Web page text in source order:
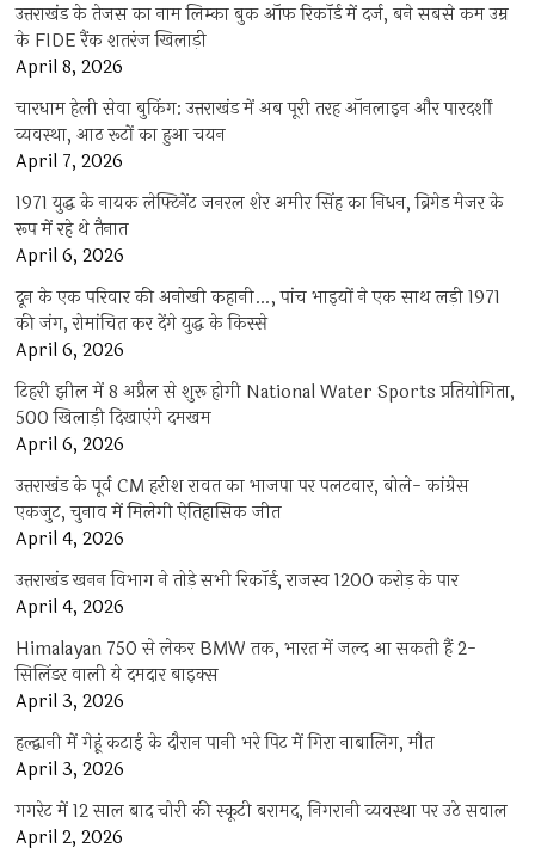
उत्तराखंड के तेजस का नाम लिम्का बुक ऑफ रिकॉर्ड में दर्ज, बने सबसे कम उम्र
के FIDE रैंक शतरंज खिलाड़ी
April 8, 2026
चारधाम हेली सेवा बुकिंग: उत्तराखंड में अब पूरी तरह ऑनलाइन और पारदर्शी
व्यवस्था, आठ रूटों का हुआ चयन
April 7, 2026
1971 युद्ध के नायक लेफ्टिनेंट जनरल शेर अमीर सिंह का निधन, ब्रिगेड मेजर के
रूप में रहे थे तैनात
April 6, 2026
दून के एक परिवार की अनोखी कहानी…, पांच भाइयों ने एक साथ लड़ी 1971
की जंग, रोमांचित कर देंगे युद्ध के किस्से
April 6, 2026
टिहरी झील में 8 अप्रैल से शुरू होगी National Water Sports प्रतियोगिता,
500 खिलाड़ी दिखाएंगे दमखम
April 6, 2026
उत्तराखंड के पूर्व CM हरीश रावत का भाजपा पर पलटवार, बोले- कांग्रेस
एकजुट, चुनाव में मिलेगी ऐतिहासिक जीत
April 4, 2026
उत्तराखंड खनन विभाग ने तोड़े सभी रिकॉर्ड, राजस्व 1200 करोड़ के पार
April 4, 2026
Himalayan 750 से लेकर BMW तक, भारत में जल्द आ सकती हैं 2-
सिलिंडर वाली ये दमदार बाइक्स
April 3, 2026
हल्द्वानी में गेहूं कटाई के दौरान पानी भरे पिट में गिरा नाबालिग, मौत
April 3, 2026
गगरेट में 12 साल बाद चोरी की स्कूटी बरामद, निगरानी व्यवस्था पर उठे सवाल
April 2, 2026